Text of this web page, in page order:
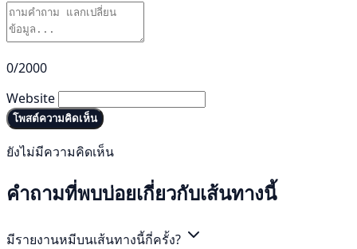
0/2000
Website
โพสต์ความคิดเห็น
ยังไม่มีความคิดเห็น
คำถามที่พบบ่อยเกี่ยวกับเส้นทางนี้
มีรายงานหมีบนเส้นทางนี้กี่ครั้ง?